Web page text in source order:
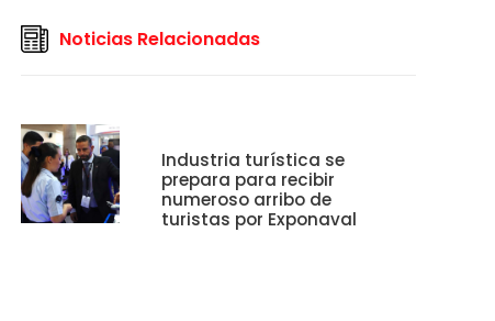
Noticias Relacionadas
Industria turística se
prepara para recibir
numeroso arribo de
turistas por Exponaval